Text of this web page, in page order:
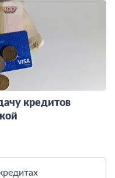
кредитов